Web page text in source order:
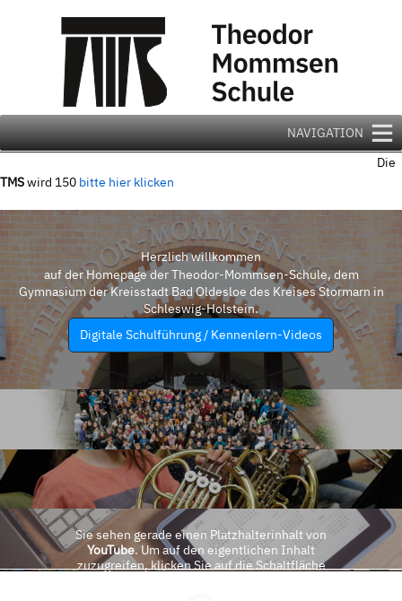
NAVIGATION
Die
TMSwird 150 bitte hier klicken
Herzlich willkommen
auf der Homepage der Theodor-Mommsen-Schule, dem
Gymnasium der Kreisstadt Bad Oldesloe des Kreises Stormarn in
Schleswig-Holstein.
Digitale Schulführung / Kennenlern-Videos
Sie sehen gerade einen Platzhalterinhalt von
YouTube. Um auf den eigentlichen Inhalt
zuzugreifen, klicken Sie auf die Schaltfläche